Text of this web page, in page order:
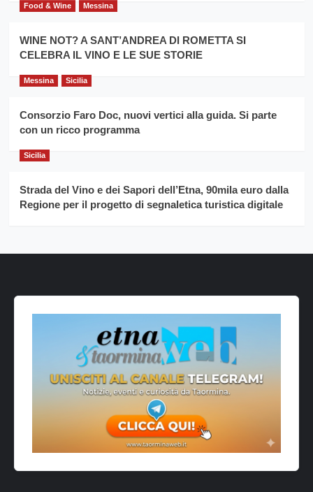
Food & Wine Messina
WINE NOT? A SANT’ANDREA DI ROMETTA SI
CELEBRA IL VINO E LE SUE STORIE
Messina Sicilia
Consorzio Faro Doc, nuovi vertici alla guida. Si parte
con un ricco programma
Sicilia
Strada del Vino e dei Sapori dell’Etna, 90mila euro dalla
Regione per il progetto di segnaletica turistica digitale